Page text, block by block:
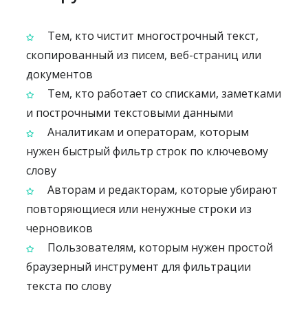
Тем, кто чистит многострочный текст,
скопированный из писем, веб-страниц или
документов
Тем, кто работает со списками, заметками
и построчными текстовыми данными
Аналитикам и операторам, которым
нужен быстрый фильтр строк по ключевому
слову
Авторам и редакторам, которые убирают
повторяющиеся или ненужные строки из
черновиков
Пользователям, которым нужен простой
браузерный инструмент для фильтрации
текста по слову